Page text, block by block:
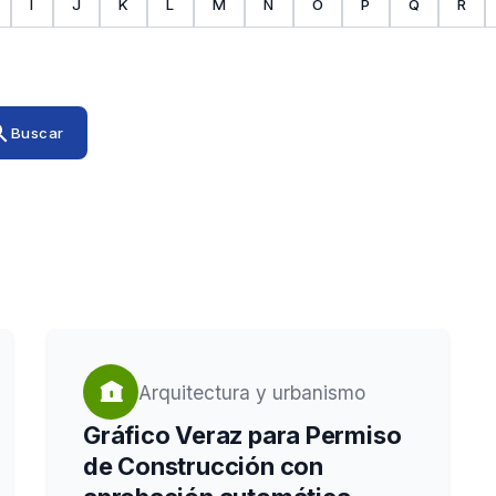
I J K L M N O P Q R
Buscar
Arquitectura y urbanismo
Gráfico Veraz para Permiso
de Construcción con